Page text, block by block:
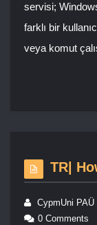
servisi;
farklı bir
veya komut
TR|
CypmUni PAÜ
0 Comments